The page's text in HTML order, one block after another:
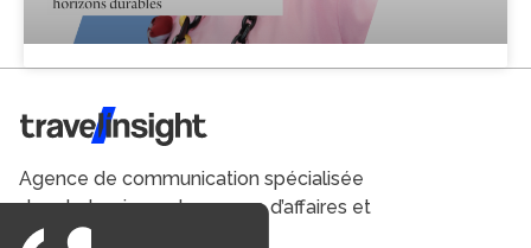
Travel Insight
Agence de communication spécialisée
dans le tourisme du voyage d’affaires et
du loisirs.